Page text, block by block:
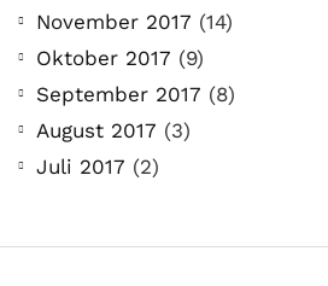
November 2017 (14)
Oktober 2017 (9)
September 2017 (8)
August 2017 (3)
Juli 2017 (2)
21. Juli. 2021
Der Leserbrief der Woche
stellen ganz persönliche
hast du auch spezielle Fragen
Aber du hast dich bis jetzt